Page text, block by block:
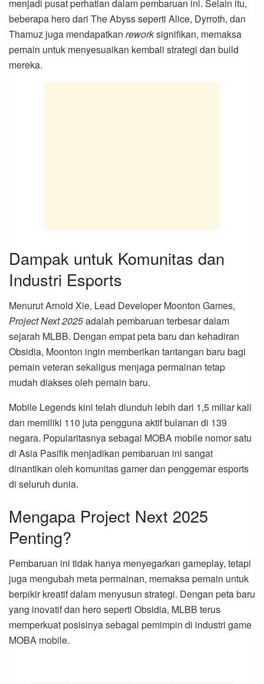
menjadi pusat perhatian dalam pembaruan ini. Selain itu,
beberapa hero dari The Abyss seperti Alice, Dyrroth, dan
Thamuz juga mendapatkan reworksignifikan, memaksa
pemain untuk menyesuaikan kembali strategi dan build
mereka.
Dampak untuk Komunitas dan
Industri Esports
Menurut Arnold Xie, Lead Developer Moonton Games,
Project Next 2025adalah pembaruan terbesar dalam
sejarah MLBB. Dengan empat peta baru dan kehadiran
Obsidia, Moonton ingin memberikan tantangan baru bagi
pemain veteran sekaligus menjaga permainan tetap
mudah diakses oleh pemain baru.
Mobile Legends kini telah diunduh lebih dari 1,5 miliar kali
dan memiliki 110 juta pengguna aktif bulanan di 139
negara. Popularitasnya sebagai MOBA mobile nomor satu
di Asia Pasifik menjadikan pembaruan ini sangat
dinantikan oleh komunitas gamer dan penggemar esports
di seluruh dunia.
Mengapa Project Next 2025
Penting?
Pembaruan ini tidak hanya menyegarkan gameplay, tetapi
juga mengubah meta permainan, memaksa pemain untuk
berpikir kreatif dalam menyusun strategi. Dengan peta baru
yang inovatif dan hero seperti Obsidia, MLBB terus
memperkuat posisinya sebagai pemimpin di industri game
MOBA mobile.